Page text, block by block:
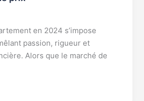
en 2024 s’impose
passion, rigueur et
Alors que le marché de